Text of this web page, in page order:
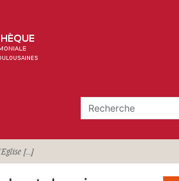
[...]